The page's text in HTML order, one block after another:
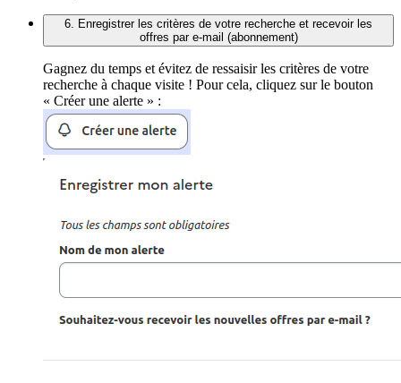
6. Enregistrer les critères de votre recherche et recevoir les
offres par e-mail (abonnement)
Gagnez du temps et évitez de ressaisir les critères de votre
recherche à chaque visite ! Pour cela, cliquez sur le bouton
« Créer une alerte » :